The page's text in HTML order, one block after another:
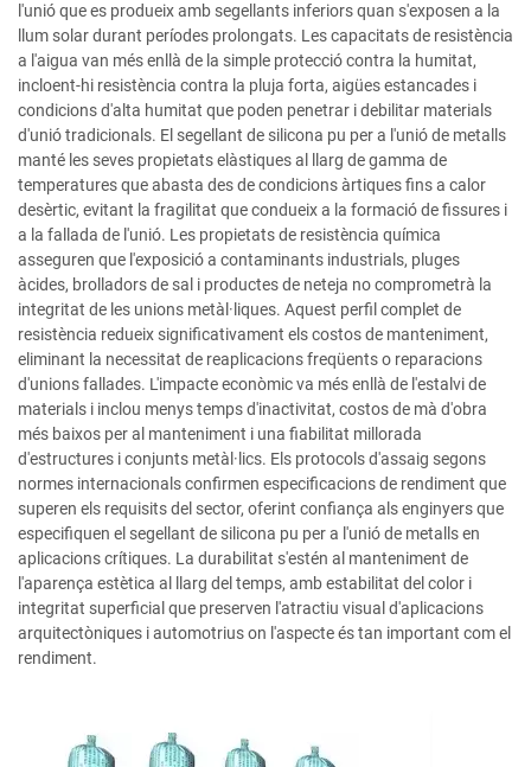
l'unió que es produeix amb segellants inferiors quan s'exposen a la
llum solar durant períodes prolongats. Les capacitats de resistència
a l'aigua van més enllà de la simple protecció contra la humitat,
incloent-hi resistència contra la pluja forta, aigües estancades i
condicions d'alta humitat que poden penetrar i debilitar materials
d'unió tradicionals. El segellant de silicona pu per a l'unió de metalls
manté les seves propietats elàstiques al llarg de gamma de
temperatures que abasta des de condicions àrtiques fins a calor
desèrtic, evitant la fragilitat que condueix a la formació de fissures i
a la fallada de l'unió. Les propietats de resistència química
asseguren que l'exposició a contaminants industrials, pluges
àcides, brolladors de sal i productes de neteja no comprometrà la
integritat de les unions metàl·liques. Aquest perfil complet de
resistència redueix significativament els costos de manteniment,
eliminant la necessitat de reaplicacions freqüents o reparacions
d'unions fallades. L'impacte econòmic va més enllà de l'estalvi de
materials i inclou menys temps d'inactivitat, costos de mà d'obra
més baixos per al manteniment i una fiabilitat millorada
d'estructures i conjunts metàl·lics. Els protocols d'assaig segons
normes internacionals confirmen especificacions de rendiment que
superen els requisits del sector, oferint confiança als enginyers que
especifiquen el segellant de silicona pu per a l'unió de metalls en
aplicacions crítiques. La durabilitat s'estén al manteniment de
l'aparença estètica al llarg del temps, amb estabilitat del color i
integritat superficial que preserven l'atractiu visual d'aplicacions
arquitectòniques i automotrius on l'aspecte és tan important com el
rendiment.